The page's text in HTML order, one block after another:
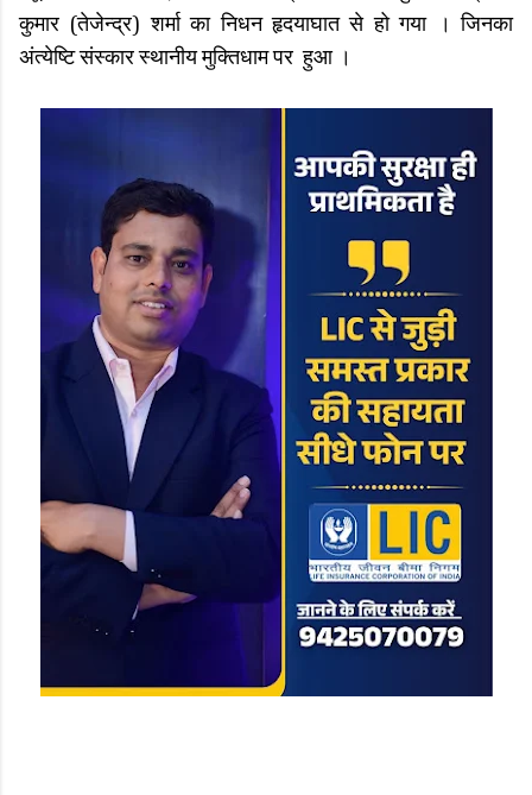
कुमार (तेजेन्द्र) शर्मा का निधन हृदयाघात से हो गया । जिनका
अंत्येष्टि संस्कार स्थानीय मुक्तिधाम पर हुआ ।